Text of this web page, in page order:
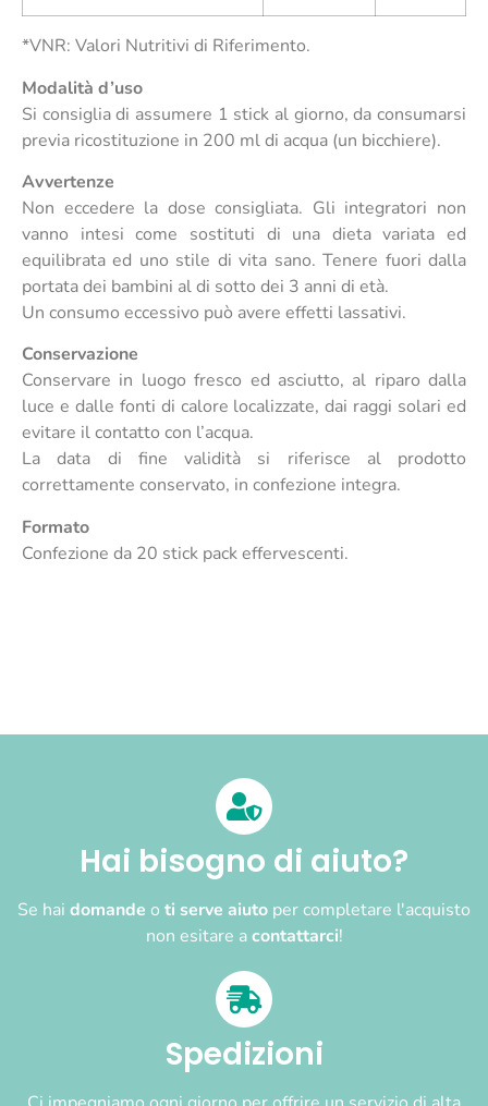
*VNR: Valori Nutritivi di Riferimento.
Modalità d’uso
Si consiglia di assumere 1 stick al giorno, da consumarsi
previa ricostituzione in 200 ml di acqua (un bicchiere).
Avvertenze
Non eccedere la dose consigliata. Gli integratori non
vanno intesi come sostituti di una dieta variata ed
equilibrata ed uno stile di vita sano. Tenere fuori dalla
portata dei bambini al di sotto dei 3 anni di età.
Un consumo eccessivo può avere effetti lassativi.
Conservazione
Conservare in luogo fresco ed asciutto, al riparo dalla
luce e dalle fonti di calore localizzate, dai raggi solari ed
evitare il contatto con l’acqua.
La data di fine validità si riferisce al prodotto
correttamente conservato, in confezione integra.
Formato
Confezione da 20 stick pack effervescenti.
Hai bisogno di aiuto?
Se hai domande o ti serve aiuto per completare l'acquisto
non esitare acontattarci!
Spedizioni